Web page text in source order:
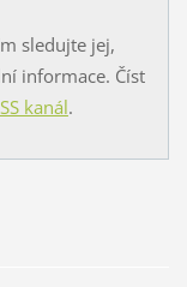
sledujte jej,
informace. Číst
kanál.